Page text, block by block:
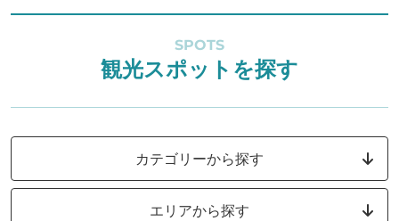
SPOTS
観光スポットを探す
カテゴリーから探す
エリアから探す